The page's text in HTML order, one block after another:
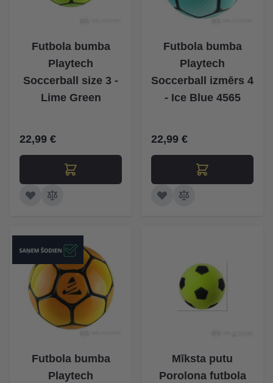
Futbola bumba
Playtech
Soccerball size 3 -
Lime Green
22,99 €
Futbola bumba
Playtech
Soccerball izmērs 4
- Ice Blue 4565
22,99 €
Futbola bumba
Playtech
Mīksta putu
Porolona futbola